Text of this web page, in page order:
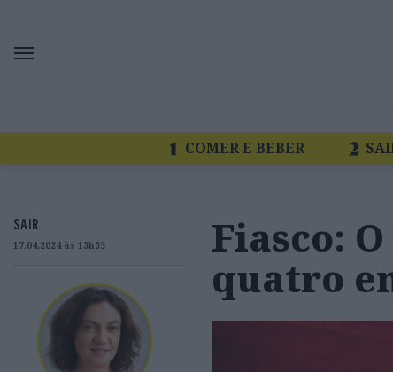
COMER E BEBER
SAIR
17.04.2024 às 13h35
Fiasco:
quatro